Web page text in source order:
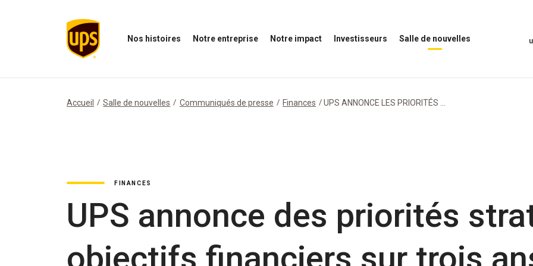
Nos histoires
histoires
Notre entreprise
entreprise
Notre impact Investisseurs Salle de nouvelles
de
nouvelles
Accueil Salle de nouvelles Communiqués de presse Finances UPS ANNONCE LES PRIORITÉS ...
FINANCES
UPS annonce des priorités